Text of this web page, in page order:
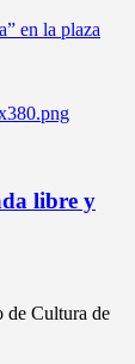
en la plaza
libre y
de Cultura de